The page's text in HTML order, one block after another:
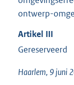
ontwerp-
Artikel III
Gereserveerd
Haarlem, 9 juni